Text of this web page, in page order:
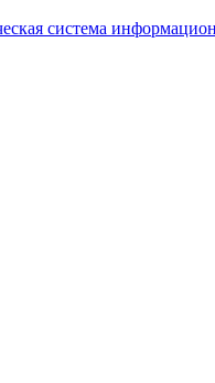
система